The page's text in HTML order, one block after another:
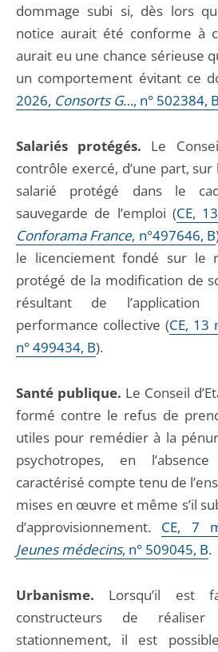
dommage subi si, dès lors
notice aurait été conforme à
aurait eu une chance sérieuse
un comportement évitant ce
2026, Consorts G…, n° 502384, B
Salariés protégés. Le
contrôle exercé, d’une part, sur
salarié protégé dans le
sauvegarde de l’emploi (CE,
Conforama France, n°497646, B
le licenciement fondé sur le
protégé de la modification de
résultant de
performance collective (CE, 13
n° 499434, B).
Santé publique. Le Conseil
formé contre le refus de
utiles pour remédier à la
psychotropes, en
caractérisé compte tenu de
mises en œuvre et même s’il
d’approvisionnement. CE, 7
Jeunes médecins, n° 509045, B.
Urbanisme. Lorsqu’il est
constructeurs de
stationnement, il est